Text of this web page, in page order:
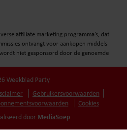
affiliate marketing programma’s, dat
ontvangt voor aankopen middels
niet gesponsord door de genoemde
Weekblad Party
Gebruikersvoorwaarden
Cookies
door MediaSoep